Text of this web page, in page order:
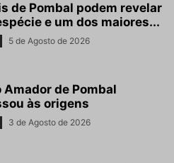
de Pombal podem revelar
e um dos maiores...
5 de Agosto de 2026
Amador de Pombal
às origens
3 de Agosto de 2026